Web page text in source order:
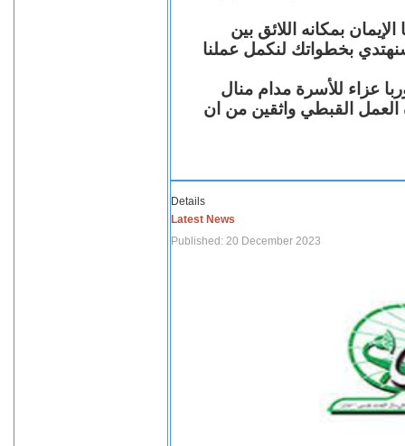
بمكانه اللائق بين
بخطواتك لنكمل عملنا
عزاء للأسرة مدام منال
العمل القبطي واثقين من ان
Details
Latest News
Published: 20 December 2023